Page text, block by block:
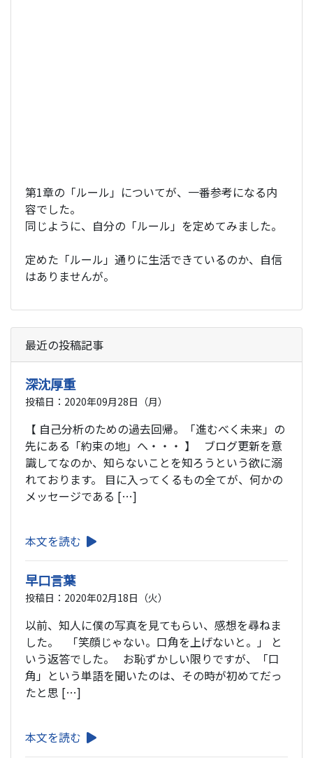
第1章の「ルール」についてが、一番参考になる内
容でした。
同じように、自分の「ルール」を定めてみました。
定めた「ルール」通りに生活できているのか、自信
はありませんが。
最近の投稿記事
深沈厚重
投稿日：2020年09月28日（月）
【 自己分析のための過去回帰。「進むべく未来」の
先にある「約束の地」へ・・・ 】 ブログ更新を意
識してなのか、知らないことを知ろうという欲に溺
れております。 目に入ってくるもの全てが、何かの
メッセージである […]
本文を読む
早口言葉
投稿日：2020年02月18日（火）
以前、知人に僕の写真を見てもらい、感想を尋ねま
した。 「笑顔じゃない。口角を上げないと。」 と
いう返答でした。 お恥ずかしい限りですが、「口
角」という単語を聞いたのは、その時が初めてだっ
たと思 […]
本文を読む